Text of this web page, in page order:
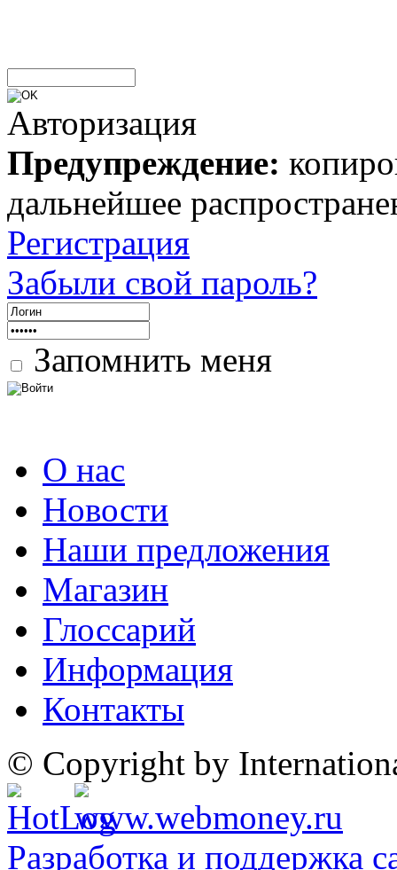
Авторизация
Предупреждение:
дальнейшее
Регистрация
Забыли свой пароль?
Запомнить меня
О нас
Новости
Наши предложения
Магазин
Глоссарий
Информация
Контакты
© Copyright by
Разработка и поддержка